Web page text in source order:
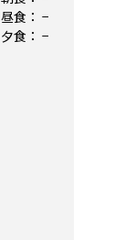
昼食： −
夕食： −